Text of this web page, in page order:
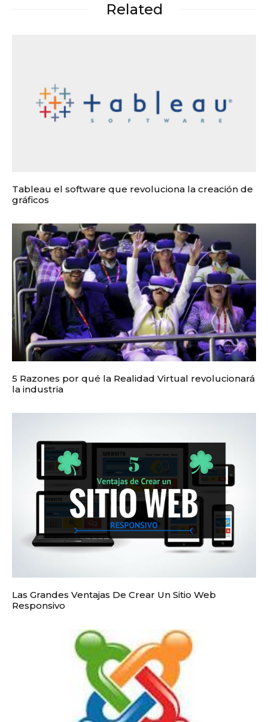
Related
Tableau el software que revoluciona la creación de
gráficos
5 Razones por qué la Realidad Virtual revolucionará
la industria
Las Grandes Ventajas De Crear Un Sitio Web
Responsivo